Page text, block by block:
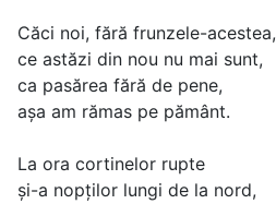
Căci noi, fără frunzele-acestea,
ce astăzi din nou nu mai sunt,
ca pasărea fără de pene,
așa am rămas pe pământ.
La ora cortinelor rupte
și-a nopților lungi de la nord,